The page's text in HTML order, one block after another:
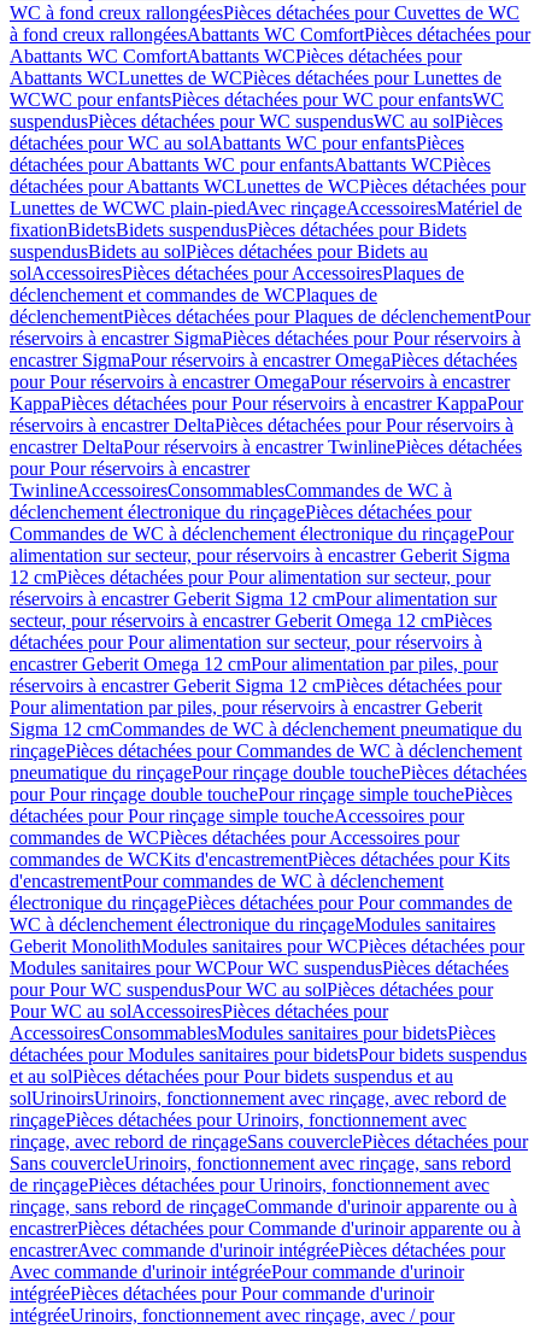
WC à fond creux rallongéesPièces détachées pour Cuvettes de WC
à fond creux rallongéesAbattants WC ComfortPièces détachées pour
Abattants WC ComfortAbattants WCPièces détachées pour
Abattants WCLunettes de WCPièces détachées pour Lunettes de
WCWC pour enfantsPièces détachées pour WC pour enfantsWC
suspendusPièces détachées pour WC suspendusWC au solPièces
détachées pour WC au solAbattants WC pour enfantsPièces
détachées pour Abattants WC pour enfantsAbattants WCPièces
détachées pour Abattants WCLunettes de WCPièces détachées pour
Lunettes de WCWC plain-piedAvec rinçageAccessoiresMatériel de
fixationBidetsBidets suspendusPièces détachées pour Bidets
suspendusBidets au solPièces détachées pour Bidets au
solAccessoiresPièces détachées pour AccessoiresPlaques de
déclenchement et commandes de WCPlaques de
déclenchementPièces détachées pour Plaques de déclenchementPour
réservoirs à encastrer SigmaPièces détachées pour Pour réservoirs à
encastrer SigmaPour réservoirs à encastrer OmegaPièces détachées
pour Pour réservoirs à encastrer OmegaPour réservoirs à encastrer
KappaPièces détachées pour Pour réservoirs à encastrer KappaPour
réservoirs à encastrer DeltaPièces détachées pour Pour réservoirs à
encastrer DeltaPour réservoirs à encastrer TwinlinePièces détachées
pour Pour réservoirs à encastrer
TwinlineAccessoiresConsommablesCommandes de WC à
déclenchement électronique du rinçagePièces détachées pour
Commandes de WC à déclenchement électronique du rinçagePour
alimentation sur secteur, pour réservoirs à encastrer Geberit Sigma
12 cmPièces détachées pour Pour alimentation sur secteur, pour
réservoirs à encastrer Geberit Sigma 12 cmPour alimentation sur
secteur, pour réservoirs à encastrer Geberit Omega 12 cmPièces
détachées pour Pour alimentation sur secteur, pour réservoirs à
encastrer Geberit Omega 12 cmPour alimentation par piles, pour
réservoirs à encastrer Geberit Sigma 12 cmPièces détachées pour
Pour alimentation par piles, pour réservoirs à encastrer Geberit
Sigma 12 cmCommandes de WC à déclenchement pneumatique du
rinçagePièces détachées pour Commandes de WC à déclenchement
pneumatique du rinçagePour rinçage double touchePièces détachées
pour Pour rinçage double touchePour rinçage simple touchePièces
détachées pour Pour rinçage simple toucheAccessoires pour
commandes de WCPièces détachées pour Accessoires pour
commandes de WCKits d'encastrementPièces détachées pour Kits
d'encastrementPour commandes de WC à déclenchement
électronique du rinçagePièces détachées pour Pour commandes de
WC à déclenchement électronique du rinçageModules sanitaires
Geberit MonolithModules sanitaires pour WCPièces détachées pour
Modules sanitaires pour WCPour WC suspendusPièces détachées
pour Pour WC suspendusPour WC au solPièces détachées pour
Pour WC au solAccessoiresPièces détachées pour
AccessoiresConsommablesModules sanitaires pour bidetsPièces
détachées pour Modules sanitaires pour bidetsPour bidets suspendus
et au solPièces détachées pour Pour bidets suspendus et au
solUrinoirsUrinoirs, fonctionnement avec rinçage, avec rebord de
rinçagePièces détachées pour Urinoirs, fonctionnement avec
rinçage, avec rebord de rinçageSans couverclePièces détachées pour
Sans couvercleUrinoirs, fonctionnement avec rinçage, sans rebord
de rinçagePièces détachées pour Urinoirs, fonctionnement avec
rinçage, sans rebord de rinçageCommande d'urinoir apparente ou à
encastrerPièces détachées pour Commande d'urinoir apparente ou à
encastrerAvec commande d'urinoir intégréePièces détachées pour
Avec commande d'urinoir intégréePour commande d'urinoir
intégréePièces détachées pour Pour commande d'urinoir
intégréeUrinoirs, fonctionnement avec rinçage, avec / pour